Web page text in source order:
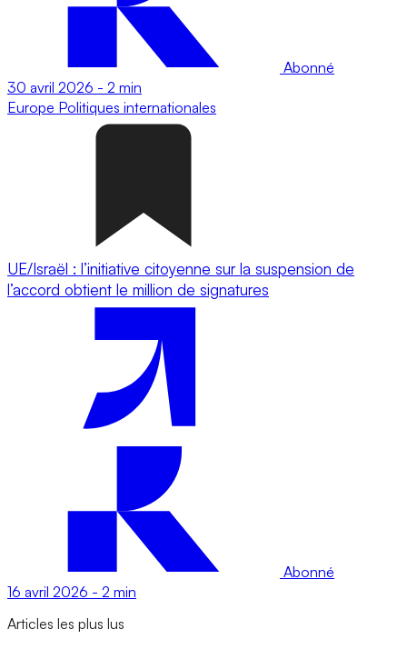
Abonné
30 avril 2026 - 2 min
Europe Politiques internationales
UE/Israël : l’initiative citoyenne sur la suspension de
l’accord obtient le million de signatures
Abonné
16 avril 2026 - 2 min
Articles les plus lus